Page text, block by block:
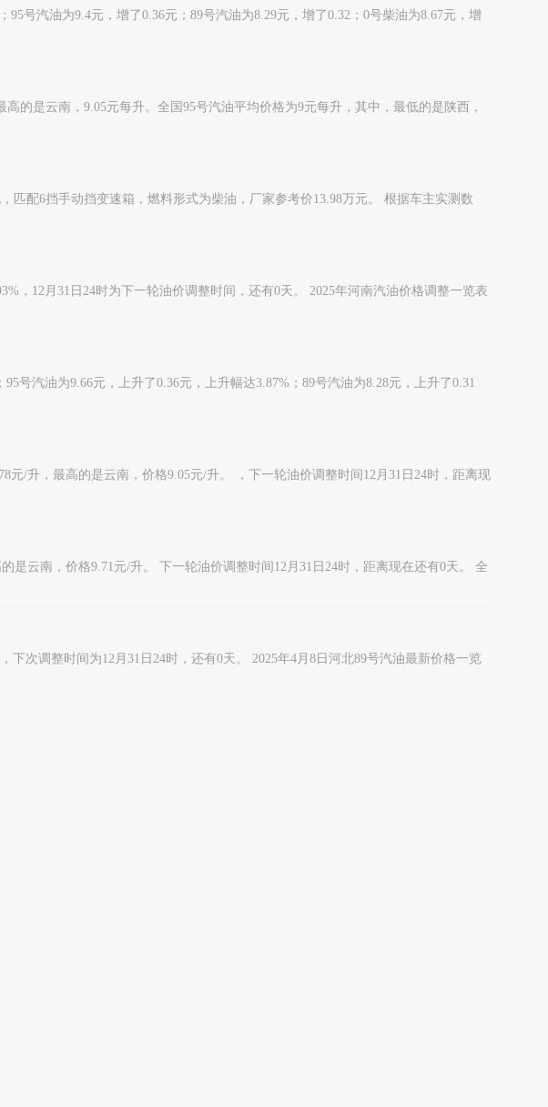
号汽油为9.4元，增了0.36元；89号汽油为8.29元，增了0.32；0号柴油为8.67元，增
的是云南，9.05元每升。全国95号汽油平均价格为9元每升，其中，最低的是陕西，
匹配6挡手动挡变速箱，燃料形式为柴油，厂家参考价13.98万元。 根据车主实测数
，12月31日24时为下一轮油价调整时间，还有0天。 2025年河南汽油价格调整一览表
号汽油为9.66元，上升了0.36元，上升幅达3.87%；89号汽油为8.28元，上升了0.31
/升，最高的是云南，价格9.05元/升。 ，下一轮油价调整时间12月31日24时，距离现
云南，价格9.71元/升。 下一轮油价调整时间12月31日24时，距离现在还有0天。 全
次调整时间为12月31日24时，还有0天。 2025年4月8日河北89号汽油最新价格一览